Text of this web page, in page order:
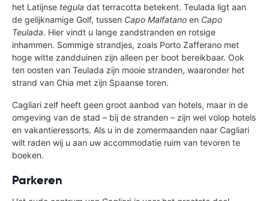
het Latijnse tegula dat terracotta betekent. Teulada ligt aan
de gelijknamige Golf, tussen Capo Malfatano en Capo
Teulada. Hier vindt u lange zandstranden en rotsige
inhammen. Sommige strandjes, zoals Porto Zafferano met
hoge witte zandduinen zijn alleen per boot bereikbaar. Ook
ten oosten van Teulada zijn mooie stranden, waaronder het
strand van Chia met zijn Spaanse toren.
Cagliari zelf heeft geen groot aanbod van hotels, maar in de
omgeving van de stad – bij de stranden – zijn wel volop hotels
en vakantieressorts. Als u in de zomermaanden naar Cagliari
wilt raden wij u aan uw accommodatie ruim van tevoren te
boeken.
Parkeren